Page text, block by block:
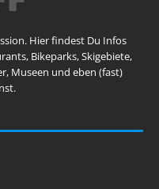
Hier findest Du Infos
Bikeparks, Skigebiete,
Museen und eben (fast)